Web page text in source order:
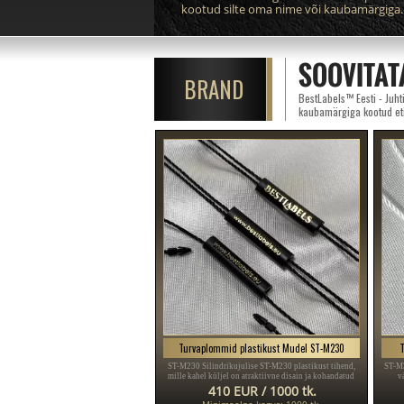
kootud silte oma nime või kaubamärgiga.
BRAND
BestLabels™ Eesti -
kaubamärgiga kootud
Turvaplommid plastikust Mudel ST-M230
ST-M230 Silindrikujulise ST-M230 plastikust tihend,
mille kahel küljel on atraktiivne disain ja kohandatud
tekst, mis sobib erinevate rõivaesemete, näiteks teksade,
pükste, daamide ja meeste ülikondade ning paljude
410 EUR / 1000 tk.
ST-